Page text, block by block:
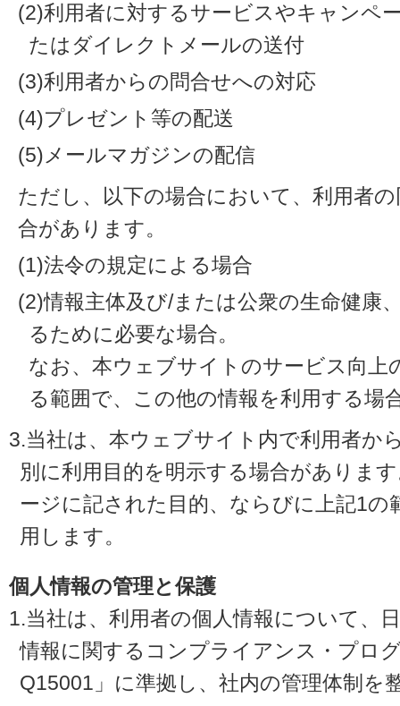
(2)利用者に対するサービスやキャンペ
たはダイレクトメールの送付
(3)利用者からの問合せへの対応
(4)プレゼント等の配送
(5)メールマガジンの配信
ただし、以下の場合において、利用者
合があります。
(1)法令の規定による場合
(2)情報主体及び/または公衆の生命健康
るために必要な場合。
なお、本ウェブサイトのサービス向上
る範囲で、この他の情報を利用する場
3.当社は、本ウェブサイト内で利用者か
別に利用目的を明示する場合がありま
ージに記された目的、ならびに上記1の
用します。
個人情報の管理と保護
1.当社は、利用者の個人情報について、
情報に関するコンプライアンス・プロ
Q15001」に準拠し、社内の管理体制を